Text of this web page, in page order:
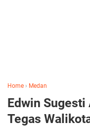
Home › Medan
Edwin
Tegas